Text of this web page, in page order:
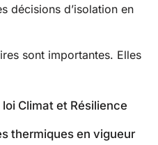
décisions d’isolation en
sont importantes. Elles
Climat et Résilience
thermiques en vigueur